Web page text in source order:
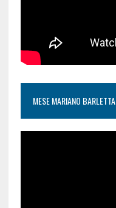
MESE MARIANO BARLETTA